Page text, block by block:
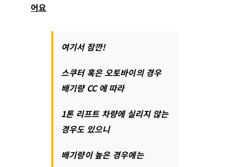
어요
여기서 잠깐!
스쿠터 혹은 오토바이의 경우
배기량 CC 에 따라
1톤 리프트 차량에 실리지 않는
경우도 있으니
배기량이 높은 경우에는